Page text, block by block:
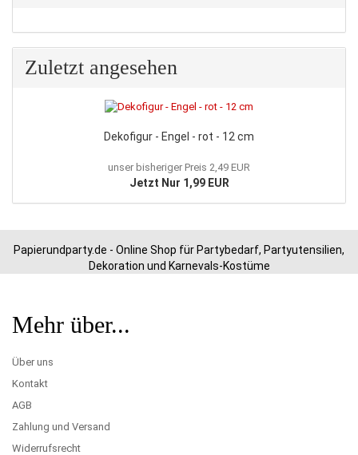
Zuletzt angesehen
Dekofigur - Engel - rot - 12 cm
unser bisheriger Preis 2,49 EUR
Jetzt Nur 1,99 EUR
Papierundparty.de - Online Shop für Partybedarf, Partyutensilien,
Dekoration und Karnevals-Kostüme
Mehr über...
Über uns
Kontakt
AGB
Zahlung und Versand
Widerrufsrecht